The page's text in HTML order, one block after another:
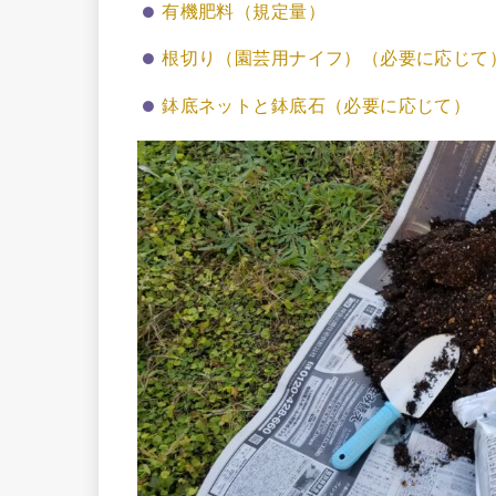
有機肥料（規定量）
根切り（園芸用ナイフ）（必要に応じて
鉢底ネットと鉢底石（必要に応じて）